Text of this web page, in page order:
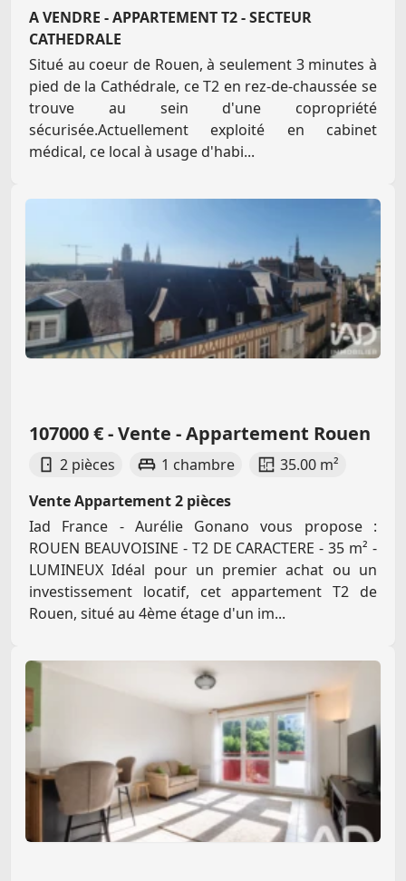
A VENDRE - APPARTEMENT T2 - SECTEUR
CATHEDRALE
Situé au coeur de Rouen, à seulement 3 minutes à
pied de la Cathédrale, ce T2 en rez-de-chaussée se
trouve au sein d'une copropriété
sécurisée.Actuellement exploité en cabinet
médical, ce local à usage d'habi...
107000 € - Vente - Appartement Rouen
2 pièces 1 chambre
35.00 m²
Vente Appartement 2 pièces
Iad France - Aurélie Gonano vous propose :
ROUEN BEAUVOISINE - T2 DE CARACTERE - 35 m² -
LUMINEUX Idéal pour un premier achat ou un
investissement locatif, cet appartement T2 de
Rouen, situé au 4ème étage d'un im...